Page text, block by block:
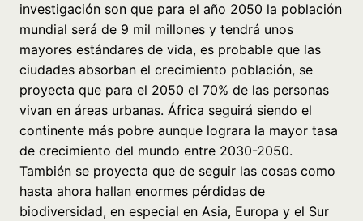
investigación son que para el año 2050 la población
mundial será de 9 mil millones y tendrá unos
mayores estándares de vida, es probable que las
ciudades absorban el crecimiento población, se
proyecta que para el 2050 el 70% de las personas
vivan en áreas urbanas. África seguirá siendo el
continente más pobre aunque lograra la mayor tasa
de crecimiento del mundo entre 2030-2050.
También se proyecta que de seguir las cosas como
hasta ahora hallan enormes pérdidas de
biodiversidad, en especial en Asia, Europa y el Sur